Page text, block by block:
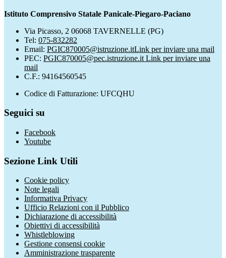
Istituto Comprensivo Statale Panicale-Piegaro-Paciano
Via Picasso, 2 06068 TAVERNELLE (PG)
Tel: 075-832282
Email: PGIC870005@istruzione.itLink per inviare una mail
PEC: PGIC870005@pec.istruzione.it Link per inviare una
mail
C.F.: 94164560545
Codice di Fatturazione: UFCQHU
Seguici su
Facebook
Youtube
Sezione Link Utili
Cookie policy
Note legali
Informativa Privacy
Ufficio Relazioni con il Pubblico
Dichiarazione di accessibilità
Obiettivi di accessibilità
Whistleblowing
Gestione consensi cookie
Amministrazione trasparente